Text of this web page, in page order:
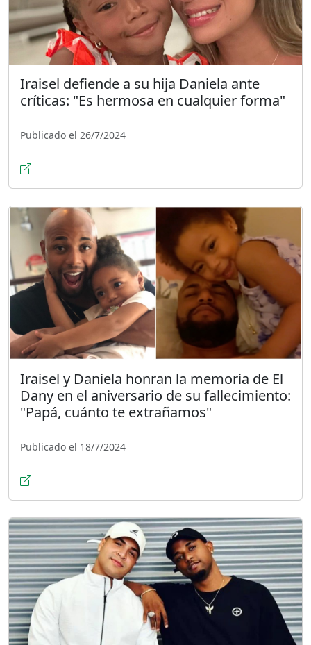
Iraisel defiende a su hija Daniela ante
críticas: "Es hermosa en cualquier forma"
Publicado el 26/7/2024
Iraisel y Daniela honran la memoria de El
Dany en el aniversario de su fallecimiento:
"Papá, cuánto te extrañamos"
Publicado el 18/7/2024